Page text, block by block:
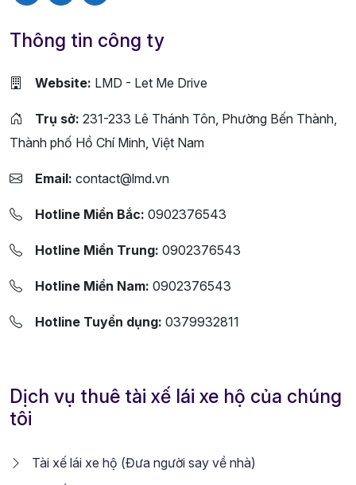
Thông tin công ty
Website: LMD - Let Me Drive
Trụ sở: 231-233 Lê Thánh Tôn, Phường Bến Thành,
Thành phố Hồ Chí Minh, Việt Nam
Email: contact@lmd.vn
Hotline Miền Bắc: 0902376543
Hotline Miền Trung: 0902376543
Hotline Miền Nam: 0902376543
Hotline Tuyển dụng: 0379932811
Dịch vụ thuê tài xế lái xe hộ của chúng
tôi
Tài xế lái xe hộ (Đưa người say về nhà)